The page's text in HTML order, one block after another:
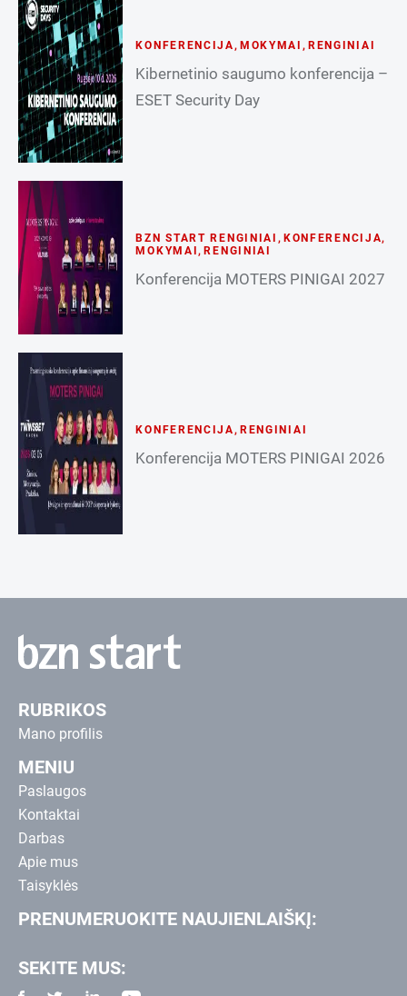
KONFERENCIJA , MOKYMAI , RENGINIAI
Kibernetinio saugumo konferencija –
ESET Security Day
BZN START RENGINIAI , KONFERENCIJA,
MOKYMAI ,RENGINIAI
Konferencija MOTERS PINIGAI 2027
KONFERENCIJA, RENGINIAI
Konferencija MOTERS PINIGAI 2026
RUBRIKOS
Mano profilis
MENIU
Paslaugos
Kontaktai
Darbas
Apie mus
Taisyklės
PRENUMERUOKITE NAUJIENLAIŠKĮ:
SEKITE MUS: